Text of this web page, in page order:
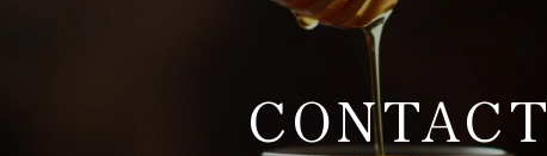
CONTACT